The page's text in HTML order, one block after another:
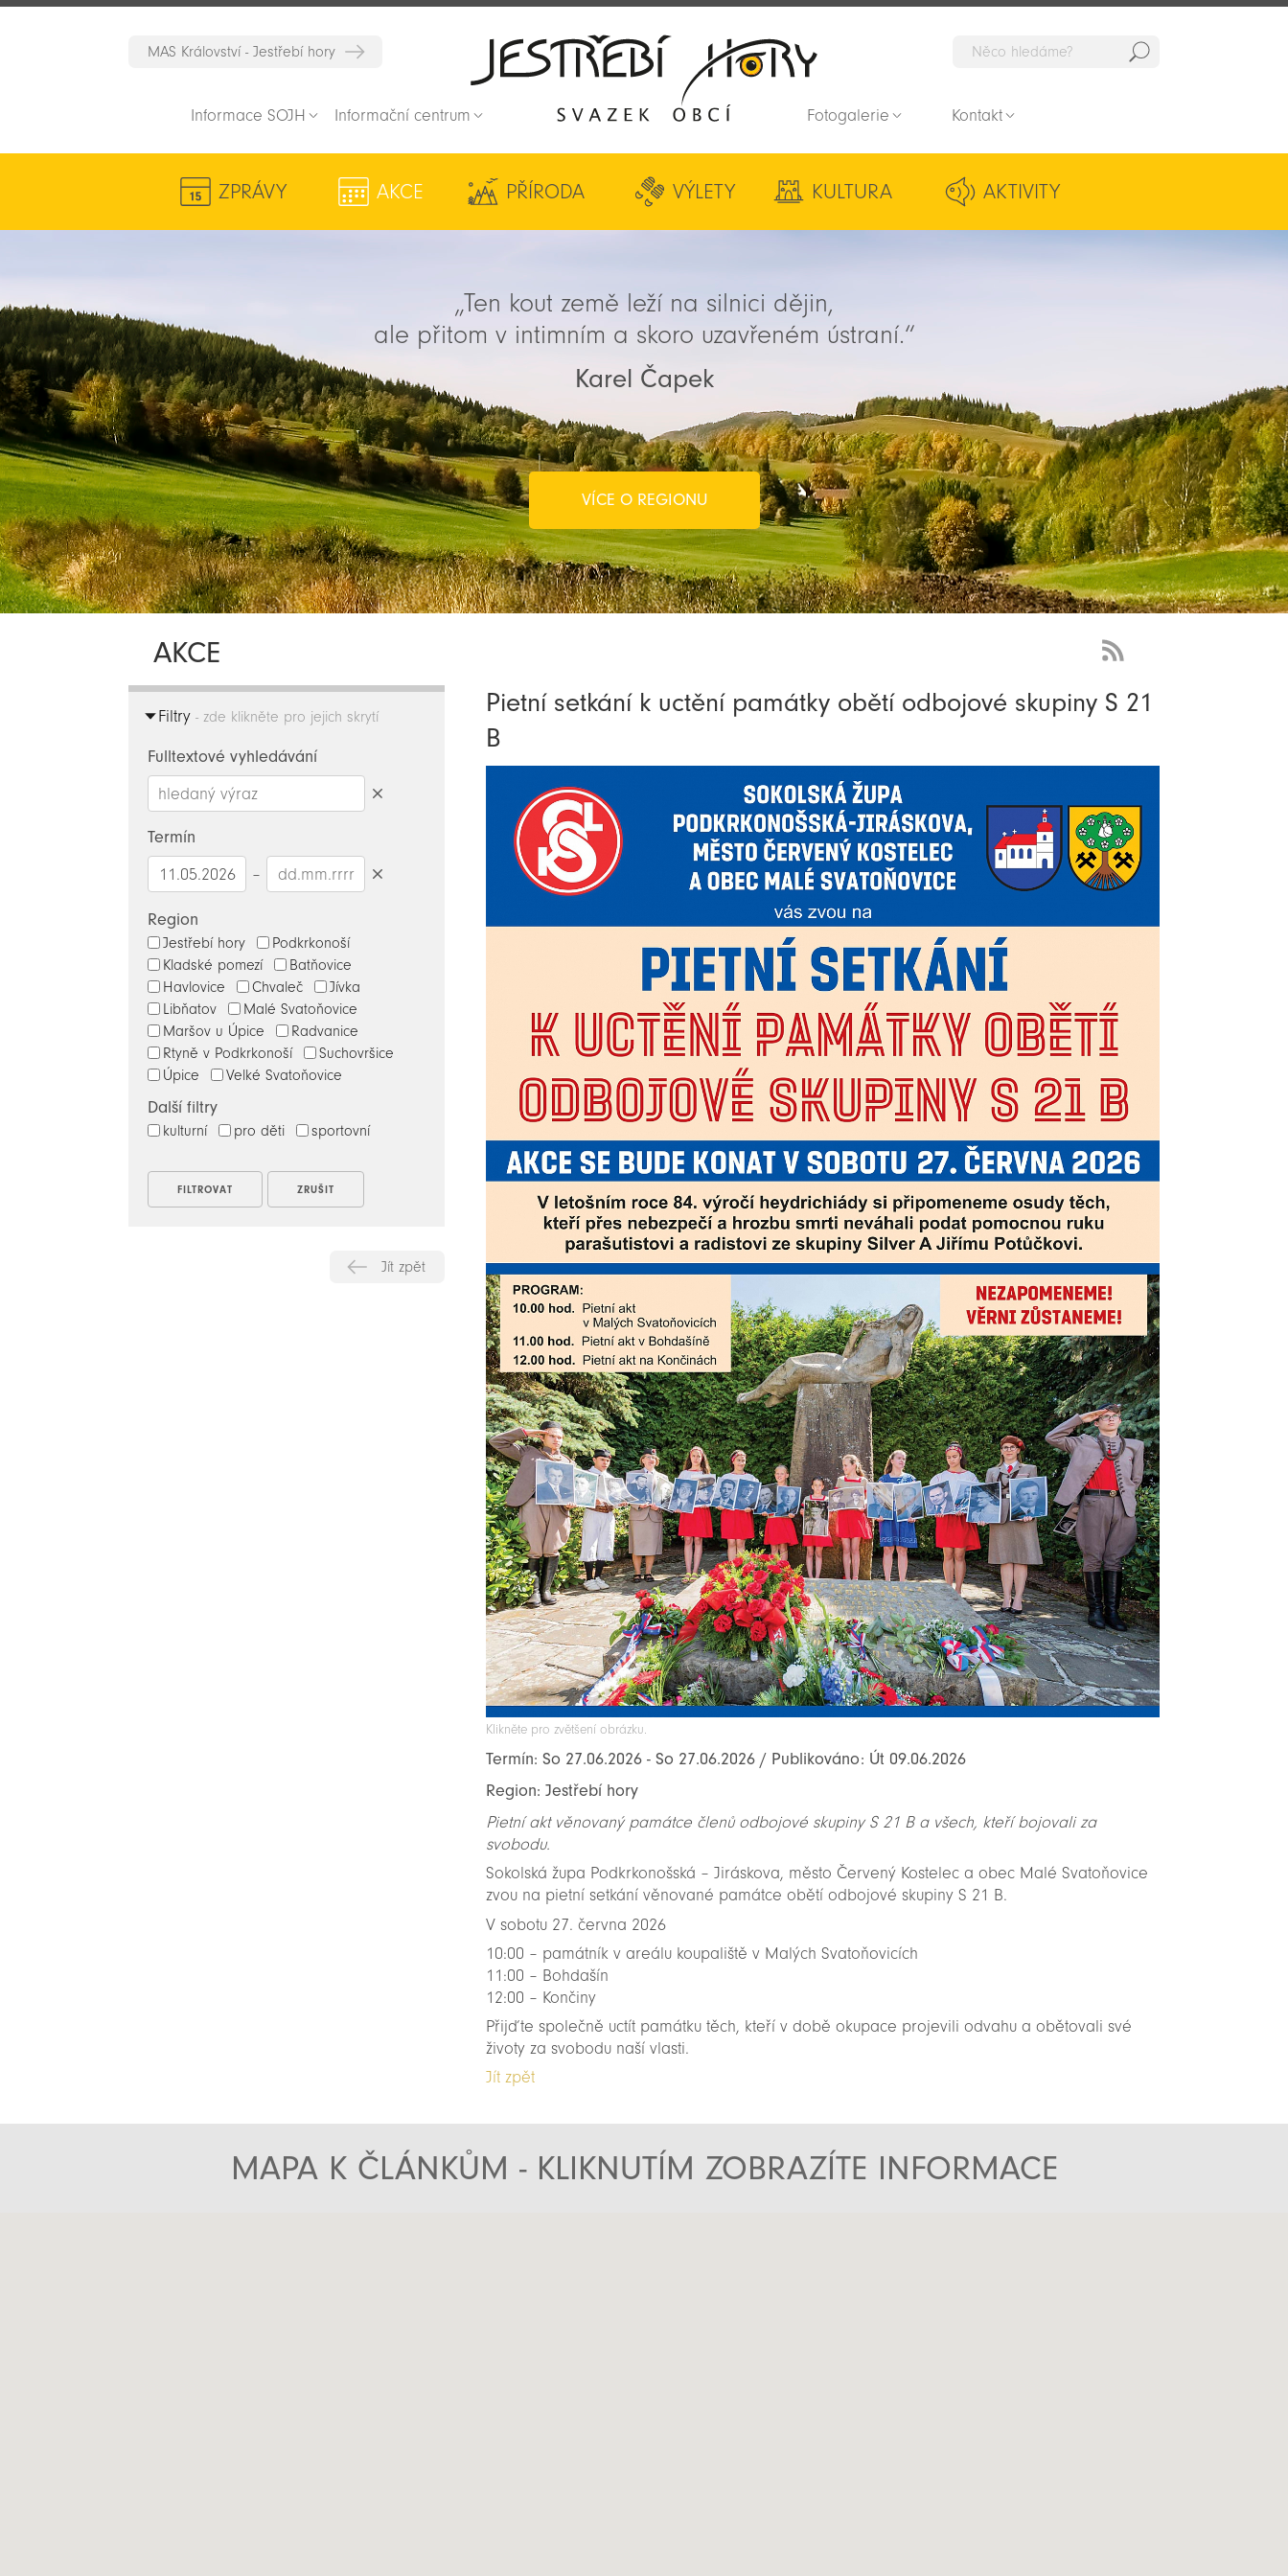
MAS Království - Jestřebí hory
Informace SOJH Informační centrum Fotogalerie Kontakt
ZPRÁVY AKCE PŘÍRODA VÝLETY KULTURA AKTIVITY
„Ten kout země leží na silnici dějin,
ale přitom v intimním a skoro uzavřeném ústraní.“
Karel Čapek
VÍCE O REGIONU
AKCE
Feed
Filtry - zde klikněte pro jejich skrytí
Fulltextové vyhledávání
Termín
–
Region
Jestřebí hory
Podkrkonoší
Kladské pomezí
Batňovice
Havlovice
Chvaleč
Jívka
Libňatov
Malé Svatoňovice
Maršov u Úpice
Radvanice
Rtyně v Podkrkonoší
Suchovršice
Úpice
Velké Svatoňovice
Další filtry
kulturní pro děti sportovní
Jít zpět
Pietní setkání k uctění památky obětí odbojové skupiny S 21
B
Klikněte pro zvětšení obrázku.
Termín: So 27.06.2026 - So 27.06.2026 / Publikováno: Út 09.06.2026
Region: Jestřebí hory
Pietní akt věnovaný památce členů odbojové skupiny S 21 B a všech, kteří bojovali za
svobodu.
Sokolská župa Podkrkonošská – Jiráskova, město Červený Kostelec a obec Malé Svatoňovice
zvou na pietní setkání věnované památce obětí odbojové skupiny S 21 B.
V sobotu 27. června 2026
10:00 – památník v areálu koupaliště v Malých Svatoňovicích
11:00 – Bohdašín
12:00 – Končiny
Přijďte společně uctít památku těch, kteří v době okupace projevili odvahu a obětovali své
životy za svobodu naší vlasti.
Jít zpět
MAPA K ČLÁNKŮM - KLIKNUTÍM ZOBRAZÍTE INFORMACE